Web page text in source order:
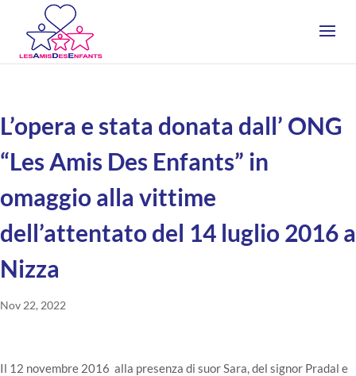
L’opera e stata donata dall’ ONG
“Les Amis Des Enfants” in
omaggio alla vittime
dell’attentato del 14 luglio 2016 a
Nizza
Nov 22, 2022
Il 12 novembre 2016 alla presenza di suor Sara, del signor Pradal e